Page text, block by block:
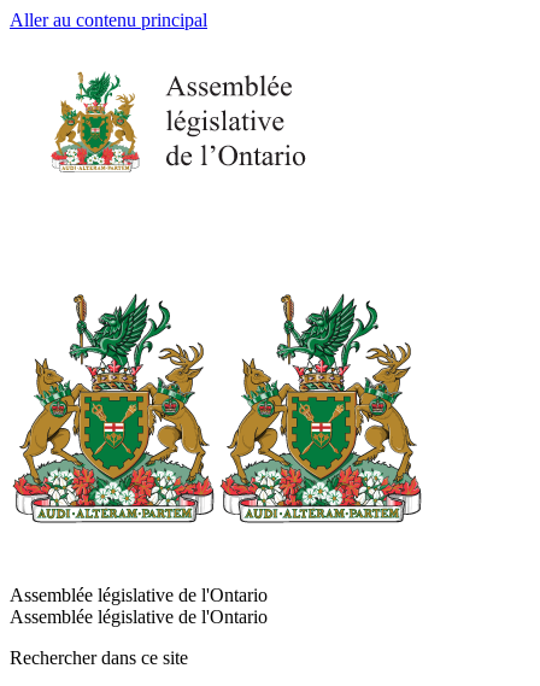
Aller au contenu principal
Assemblée législative de l'Ontario
Assemblée législative de l'Ontario
Rechercher dans ce site